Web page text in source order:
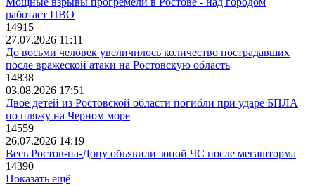
работает ПВО
14915
27.07.2026 11:11
До восьми человек увеличилось количество пострадавших
после вражеской атаки на Ростовскую область
14838
03.08.2026 17:51
Двое детей из Ростовской области погибли при ударе БПЛА
по пляжу на Черном море
14559
26.07.2026 14:19
Весь Ростов-на-Дону объявили зоной ЧС после мегашторма
14390
Показать ещё